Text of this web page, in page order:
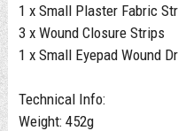
1 x Small Plaster Fabric
3 x Wound Closure Strips
1 x Small Eyepad Wound
Technical Info:
Weight: 452g